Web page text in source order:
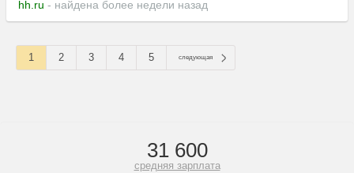
hh.ru - найдена более недели назад
1 2 3 4 5 следующая
31 600
средняя зарплата